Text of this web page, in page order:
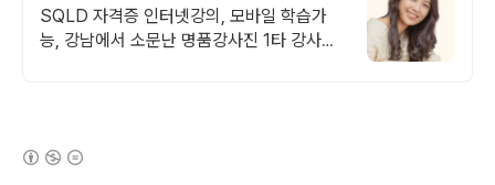
폰 동영상강의!
SQLD 자격증 인터넷강의, 모바일 학습가
능, 강남에서 소문난 명품강사진 1타 강사님